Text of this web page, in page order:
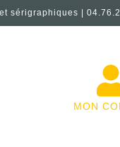
sérigraphiques |
MON